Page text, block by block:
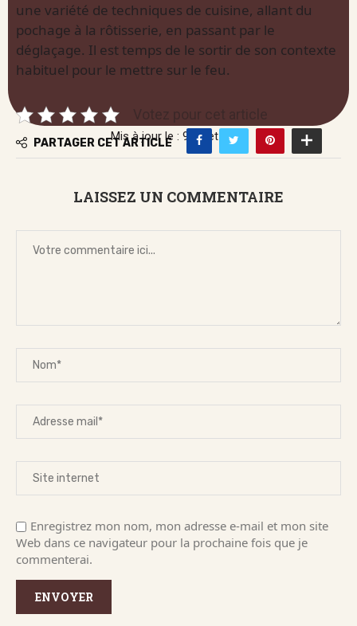
Mis à jour le : 9 juillet 2026
une variété de techniques de cuisine, allant du
pochage à la rôtisserie, en passant par le
déglaçage. Il est temps de le sortir de son contexte
habituel pour le mettre sur le feu.
Votez pour cet article
PARTAGER CET ARTICLE
LAISSEZ UN COMMENTAIRE
Enregistrez mon nom, mon adresse e-mail et mon site
Web dans ce navigateur pour la prochaine fois que je
commenterai.